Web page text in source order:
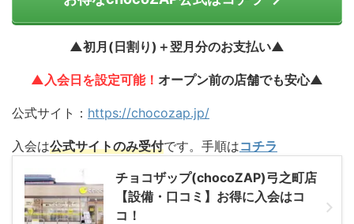
▲初月(日割り)＋翌月分のお支払い▲
▲入会日を設定可能！ オープン前の店舗でも安心▲
公式サイト： https://chocozap.jp/
入会は公式サイトのみ受付です。手順はコチラ
チョコザップ(chocoZAP)弓之町店
【設備・口コミ】お得に入会はコ
コ！